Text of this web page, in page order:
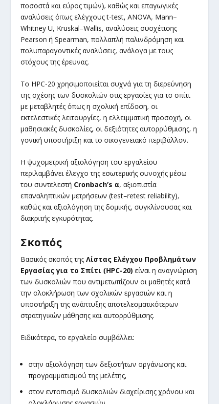
ποσοστά και εύρος τιμών), καθώς και επαγωγικές
αναλύσεις όπως ελέγχους t-test, ANOVA, Mann–
Whitney U, Kruskal–Wallis, αναλύσεις συσχέτισης
Pearson ή Spearman, πολλαπλή παλινδρόμηση και
πολυπαραγοντικές αναλύσεις, ανάλογα με τους
στόχους της έρευνας.
Το HPC-20 χρησιμοποιείται συχνά για τη διερεύνηση
της σχέσης των δυσκολιών στις εργασίες για το σπίτι
με μεταβλητές όπως η σχολική επίδοση, οι
εκτελεστικές λειτουργίες, η ελλειμματική προσοχή, οι
μαθησιακές δυσκολίες, οι δεξιότητες αυτορρύθμισης, η
γονική υποστήριξη και το οικογενειακό περιβάλλον.
Η ψυχομετρική αξιολόγηση του εργαλείου
περιλαμβάνει έλεγχο της εσωτερικής συνοχής μέσω
του συντελεστή Cronbach’s α, αξιοπιστία
επαναληπτικών μετρήσεων (test–retest reliability),
καθώς και αξιολόγηση της δομικής, συγκλίνουσας και
διακριτής εγκυρότητας.
Σκοπός
Βασικός σκοπός τηςΛίστας Ελέγχου Προβλημάτων
Εργασίας για το Σπίτι (HPC-20) είναι η αναγνώριση
των δυσκολιών που αντιμετωπίζουν οι μαθητές κατά
την ολοκλήρωση των σχολικών εργασιών και η
υποστήριξη της ανάπτυξης αποτελεσματικότερων
στρατηγικών μάθησης και αυτορρύθμισης.
Ειδικότερα, το εργαλείο συμβάλλει:
στην αξιολόγηση των δεξιοτήτων οργάνωσης και
προγραμματισμού της μελέτης,
στον εντοπισμό δυσκολιών διαχείρισης χρόνου και